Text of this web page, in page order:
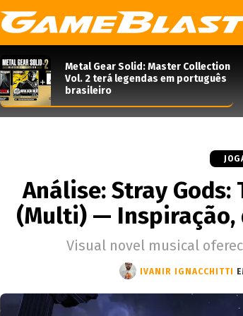
Metal Gear Solid: Master Collection
Vol. 2 terá legendas em português
brasileiro
Análise: Stray
(Multi) — Inspiração,
Visual novel musical
IVANIR IGNACCHITTI